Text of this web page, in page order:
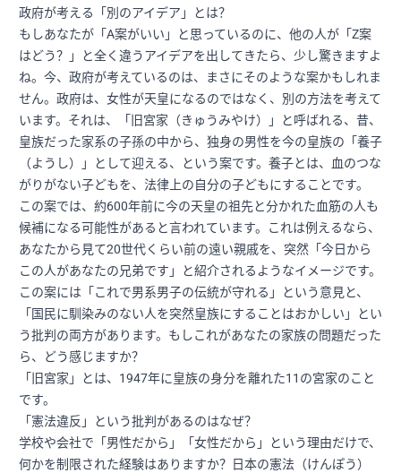
政府が考える「別のアイデア」とは？
もしあなたが「A案がいい」と思っているのに、他の人が「Z案
はどう？」と全く違うアイデアを出してきたら、少し驚きますよ
ね。今、政府が考えているのは、まさにそのような案かもしれま
せん。政府は、女性が天皇になるのではなく、別の方法を考えて
います。それは、「旧宮家（きゅうみやけ）」と呼ばれる、昔、
皇族だった家系の子孫の中から、独身の男性を今の皇族の「養子
（ようし）」として迎える、という案です。養子とは、血のつな
がりがない子どもを、法律上の自分の子どもにすることです。
この案では、約600年前に今の天皇の祖先と分かれた血筋の人も
候補になる可能性があると言われています。これは例えるなら、
あなたから見て20世代くらい前の遠い親戚を、突然「今日から
この人があなたの兄弟です」と紹介されるようなイメージです。
この案には「これで男系男子の伝統が守れる」という意見と、
「国民に馴染みのない人を突然皇族にすることはおかしい」とい
う批判の両方があります。もしこれがあなたの家族の問題だった
ら、どう感じますか？
「旧宮家」とは、1947年に皇族の身分を離れた11の宮家のこと
です。
「憲法違反」という批判があるのはなぜ？
学校や会社で「男性だから」「女性だから」という理由だけで、
何かを制限された経験はありますか？日本の憲法（けんぽう）